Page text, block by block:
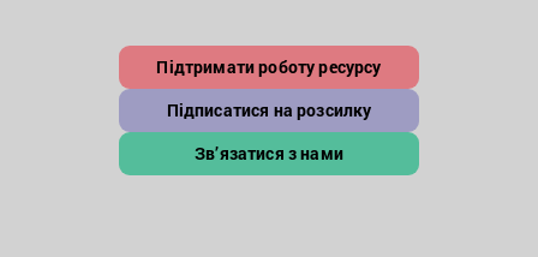
Підтримати роботу ресурсу
Підписатися на розсилку
Зв’язатися з нами